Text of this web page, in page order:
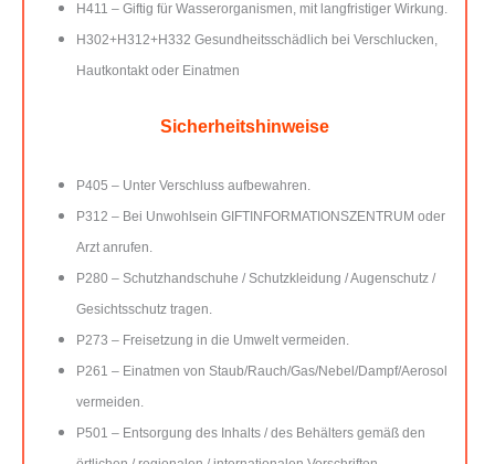
H411 – Giftig für Wasserorganismen, mit langfristiger Wirkung.
H302+H312+H332 Gesundheitsschädlich bei Verschlucken,
Hautkontakt oder Einatmen
Sicherheitshinweise
P405 – Unter Verschluss aufbewahren.
P312 – Bei Unwohlsein GIFTINFORMATIONSZENTRUM oder
Arzt anrufen.
P280 – Schutzhandschuhe / Schutzkleidung / Augenschutz /
Gesichtsschutz tragen.
P273 – Freisetzung in die Umwelt vermeiden.
P261 – Einatmen von Staub/Rauch/Gas/Nebel/Dampf/Aerosol
vermeiden.
P501 – Entsorgung des Inhalts / des Behälters gemäß den